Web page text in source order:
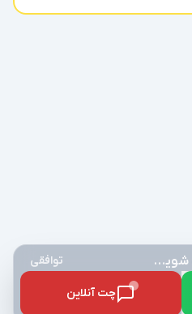
خشکشویی پتوشویی پرده شویی عالیجنابvip توافقی
چت آنلاین